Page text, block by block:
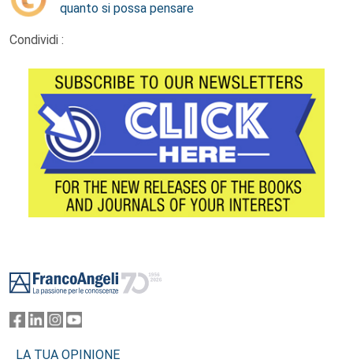
quanto si possa pensare
Condividi :
LA TUA OPINIONE